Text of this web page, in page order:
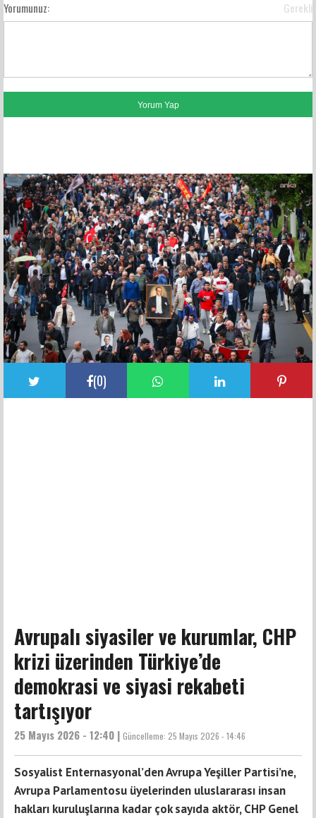
Yorumunuz: Gerekli
(0)
Avrupalı siyasiler ve kurumlar, CHP
krizi üzerinden Türkiye’de
demokrasi ve siyasi rekabeti
tartışıyor
25 Mayıs 2026 - 12:40 | Güncelleme: 25 Mayıs 2026 - 14:46
Sosyalist Enternasyonal’den Avrupa Yeşiller Partisi’ne,
Avrupa Parlamentosu üyelerinden uluslararası insan
hakları kuruluşlarına kadar çok sayıda aktör, CHP Genel